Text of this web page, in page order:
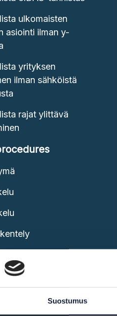
Suostumus
ulkomaisten
asiointi ilman y-
yrityksen
ilman sähköistä
rajat ylittävä
jääminen
hoitaminen ja